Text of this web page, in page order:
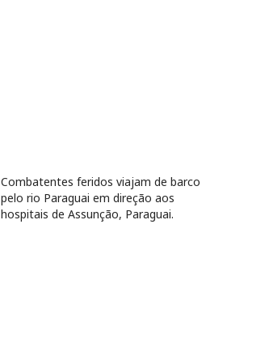
Combatentes feridos viajam de barco
pelo rio Paraguai em direção aos
hospitais de Assunção, Paraguai.